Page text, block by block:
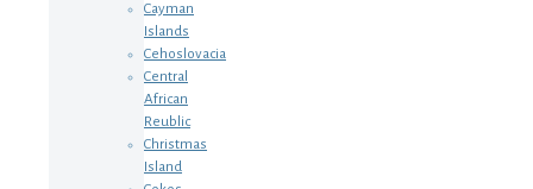
Cayman
Islands
Cehoslovacia
Central
African
Reublic
Christmas
Island